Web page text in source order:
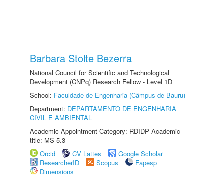
Barbara Stolte Bezerra
National Council for Scientific and Technological
Development (CNPq) Research Fellow - Level 1D
School: Faculdade de Engenharia (Câmpus de Bauru)
Department: DEPARTAMENTO DE ENGENHARIA
CIVIL E AMBIENTAL
Academic Appointment Category: RDIDP Academic
title: MS-5.3
Orcid
CV Lattes
Google Scholar
ResearcherID
Scopus
Fapesp
Dimensions